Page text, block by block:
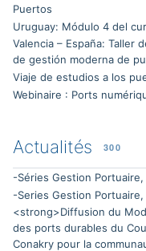
Puertos
Uruguay: Módulo 4 del
Valencia – España: Taller
de gestión moderna de
Viaje de estudios a los
Webinaire : Ports
Actualités 300
-Séries Gestion Portuaire,
-Series Gestion Portuaire,
<strong>Diffusion du
des ports durables du
Conakry pour la